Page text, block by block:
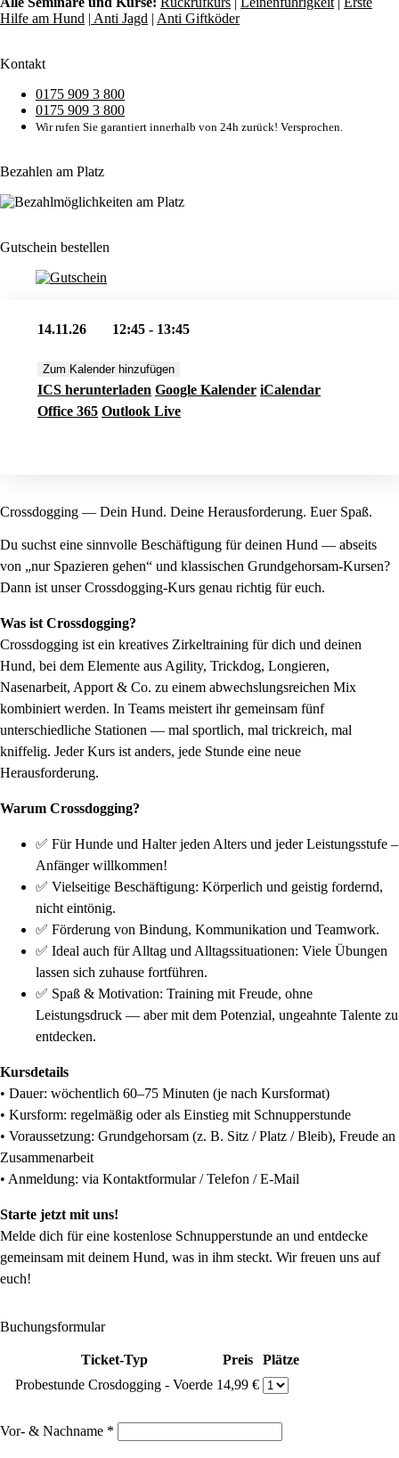
Hilfe am Hund | Anti Jagd | Anti Giftköder
Kontakt
0175 909 3 800
0175 909 3 800
Wir rufen Sie garantiert innerhalb von 24h zurück! Versprochen.
Bezahlen am Platz
Gutschein bestellen
14.11.26 12:45 - 13:45
Zum Kalender hinzufügen
ICS herunterladen Google Kalender iCalendar
Office 365 Outlook Live
Crossdogging — Dein Hund. Deine Herausforderung. Euer Spaß.
Du suchst eine sinnvolle Beschäftigung für deinen Hund — abseits
von „nur Spazieren gehen“ und klassischen Grundgehorsam-Kursen?
Dann ist unser Crossdogging-Kurs genau richtig für euch.
Was ist Crossdogging?
Crossdogging ist ein kreatives Zirkeltraining für dich und deinen
Hund, bei dem Elemente aus Agility, Trickdog, Longieren,
Nasenarbeit, Apport & Co. zu einem abwechslungsreichen Mix
kombiniert werden. In Teams meistert ihr gemeinsam fünf
unterschiedliche Stationen — mal sportlich, mal trickreich, mal
kniffelig. Jeder Kurs ist anders, jede Stunde eine neue
Herausforderung.
Warum Crossdogging?
✅ Für Hunde und Halter jeden Alters und jeder Leistungsstufe –
Anfänger willkommen!
✅ Vielseitige Beschäftigung: Körperlich und geistig fordernd,
nicht eintönig.
✅ Förderung von Bindung, Kommunikation und Teamwork.
✅ Ideal auch für Alltag und Alltagssituationen: Viele Übungen
lassen sich zuhause fortführen.
✅ Spaß & Motivation: Training mit Freude, ohne
Leistungsdruck — aber mit dem Potenzial, ungeahnte Talente zu
entdecken.
Kursdetails
• Dauer: wöchentlich 60–75 Minuten (je nach Kursformat)
• Kursform: regelmäßig oder als Einstieg mit Schnupperstunde
• Voraussetzung: Grundgehorsam (z. B. Sitz / Platz / Bleib), Freude an
Zusammenarbeit
• Anmeldung: via Kontaktformular / Telefon / E-Mail
Starte jetzt mit uns!
Melde dich für eine kostenlose Schnupperstunde an und entdecke
gemeinsam mit deinem Hund, was in ihm steckt. Wir freuen uns auf
euch!
Buchungsformular
Ticket-Typ Preis
Plätze
Probestunde Crosdogging - Voerde 14,99 €
Vor- & Nachname *